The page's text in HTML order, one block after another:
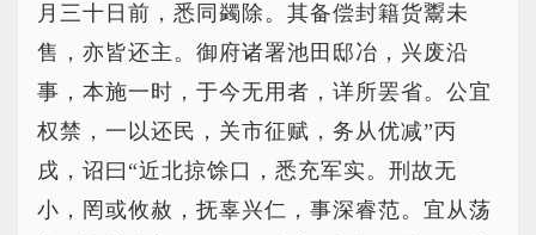
月三十日前，悉同蠲除。其备偿封籍货鬻未
售，亦皆还主。御府诸署池田邸冶，兴废沿
事，本施一时，于今无用者，详所罢省。公宜
权禁，一以还民，关市征赋，务从优减”丙
戌，诏曰“近北掠馀口，悉充军实。刑故无
小，罔或攸赦，抚辜兴仁，事深睿范。宜从荡